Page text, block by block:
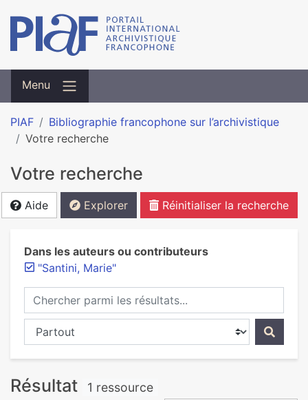
Menu
PIAF
Bibliographie francophone sur l’archivistique
Votre recherche
Votre recherche
Aide Explorer Réinitialiser la recherche
Dans les auteurs ou contributeurs
"Santini, Marie"
Chercher parmi les résultats...
Chercher dans...
Résultat 1 ressource